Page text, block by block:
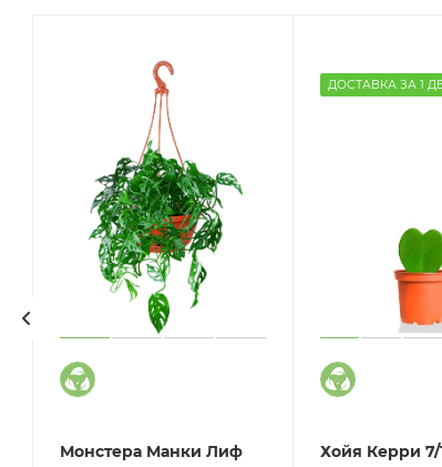
Монстера Манки Лиф
ДОСТАВКА ЗА 1
Хойя Керри 7/